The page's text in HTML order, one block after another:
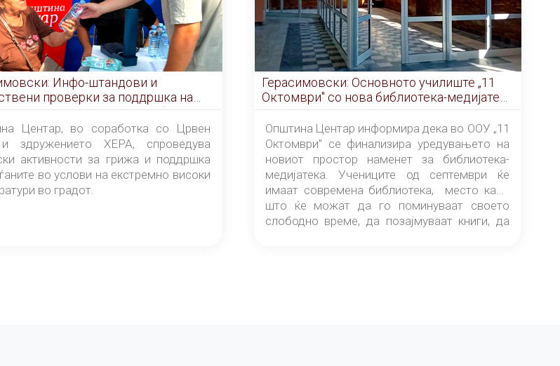
Инфо-штандови и
проверки за поддршка на
во услови на топлотен бран
Центар, во соработка со Црвен
здружението ХЕРА, спроведува
активности за грижа и поддршка
во услови на екстремно високи
во градот.
Герасимовски: Основното училиште „11
Октомври" со нова библиотека-медијатека
од септември
Општина Центар информира дека во ООУ „11
Октомври" се финализира уредувањето на
новиот простор наменет за библиотека-
медијатека. Учениците од септември ќе
имаат современа библиотека, место каде
што ќе можат да го поминуваат своето
слободно време, да позајмуваат книги, да